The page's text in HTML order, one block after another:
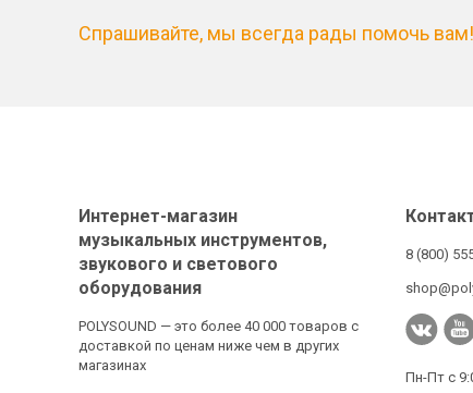
Спрашивайте, мы всегда рады помочь вам!
Интернет-магазин
музыкальных инструментов,
звукового и светового
оборудования
POLYSOUND — это более 40 000 товаров с
доставкой по ценам ниже чем в других
магазинах
8 (800)
Пн-Пт с